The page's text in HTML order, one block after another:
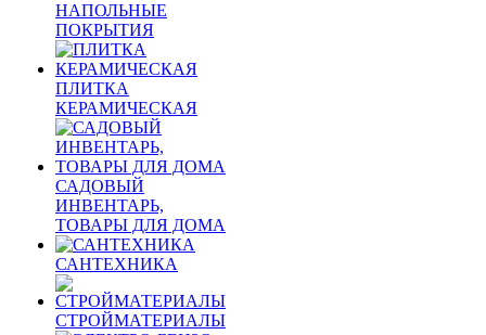
НАПОЛЬНЫЕ
ПОКРЫТИЯ
ПЛИТКА
КЕРАМИЧЕСКАЯ
САДОВЫЙ
ИНВЕНТАРЬ,
ТОВАРЫ ДЛЯ ДОМА
САНТЕХНИКА
СТРОЙМАТЕРИАЛЫ